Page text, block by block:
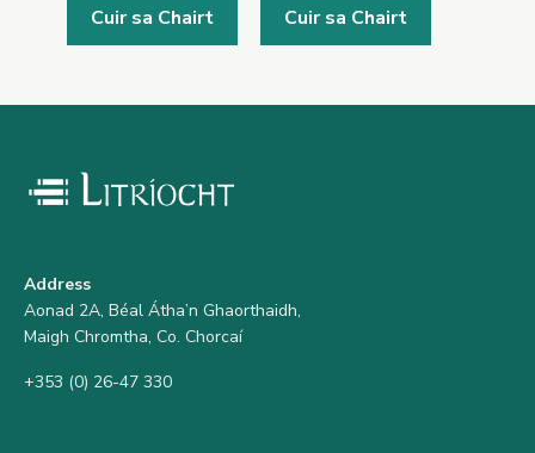
Cuir sa Chairt Cuir sa Chairt
Address
Aonad 2A, Béal Átha’n Ghaorthaidh,
Maigh Chromtha, Co. Chorcaí
+353 (0) 26-47 330